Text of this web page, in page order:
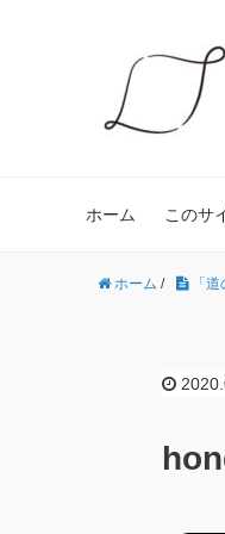
ホーム このサ
ホーム / 「